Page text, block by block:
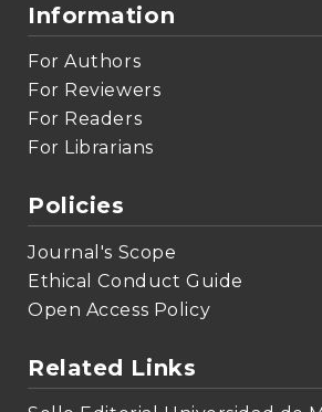
Information
For Authors
For Reviewers
For Readers
For Librarians
Policies
Journal's Scope
Ethical Conduct Guide
Open Access Policy
Related Links